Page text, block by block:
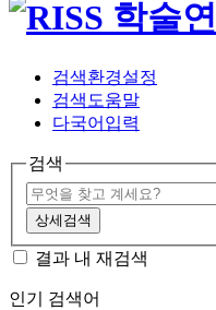
검색환경설정
검색도움말
다국어입력
검색
상세검색
결과 내 재검색
인기 검색어